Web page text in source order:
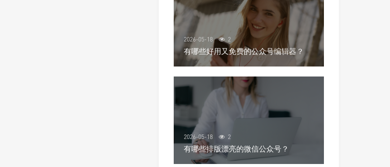
2026-05-18 2
有哪些好用又免费的公众号编辑器？
2026-05-18 2
有哪些排版漂亮的微信公众号？